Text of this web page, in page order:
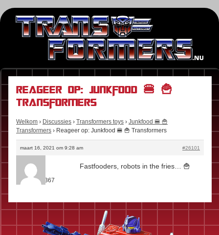
Reageer op: Junkfood 🍔 🍟
Transformers
Welkom › Discussies › Transformers toys › Junkfood 🍔 🍟
Transformers › Reageer op: Junkfood 🍔 🍟 Transformers
maart 16, 2021 om 9:28 am #26101
Kees
Rol:
Fan
Berichten:
367
Fastfooders, robots in the fries… 🍟